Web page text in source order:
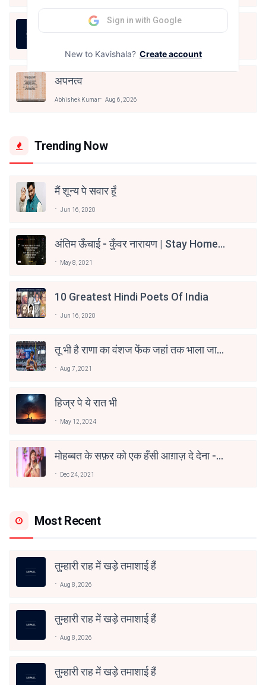
जीवन का रिश्ता
अपनत्व
Abhishek Kumar Aug 6, 2026
Trending Now
मैं शून्य पे सवार हूँ
Jun 16, 2020
अंतिम ऊँचाई - कुँवर नारायण | Stay Home
May 8, 2021
10 Greatest Hindi Poets Of India
Jun 16, 2020
तू भी है राणा का वंशज फेंक जहां तक भाला जाए:
Aug 7, 2021
हिज्र पे ये रात भी
May 12, 2024
मोहब्बत के सफ़र को एक हँसी आग़ाज़ दे देना -
Dec 24, 2021
Most Recent
तुम्हारी राह में खड़े तमाशाई हैं
Aug 8, 2026
तुम्हारी राह में खड़े तमाशाई हैं
Aug 8, 2026
तुम्हारी राह में खड़े तमाशाई हैं
Sign in with Google
New to Kavishala? Create account